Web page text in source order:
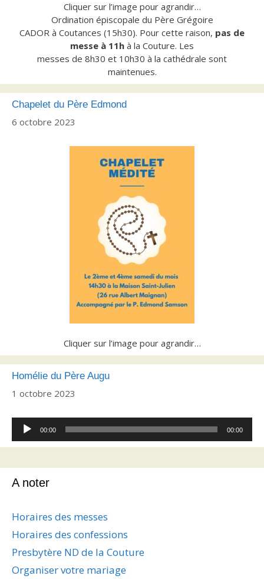
Cliquer sur l’image pour agrandir…
Ordination épiscopale du Père Grégoire
CADOR à Coutances (15h30). Pour cette raison, pas de
messe à 11h à la Couture. Les
messes de 8h30 et 10h30 à la cathédrale sont
maintenues.
Chapelet du Père Edmond
6 octobre 2023
Cliquer sur l’image pour agrandir…
Homélie du Père Augu
1 octobre 2023
Lecteur
audio
00:00 00:00
A noter
Horaires des messes
Horaires des confessions
Presbytère ND de la Couture
Organiser votre mariage